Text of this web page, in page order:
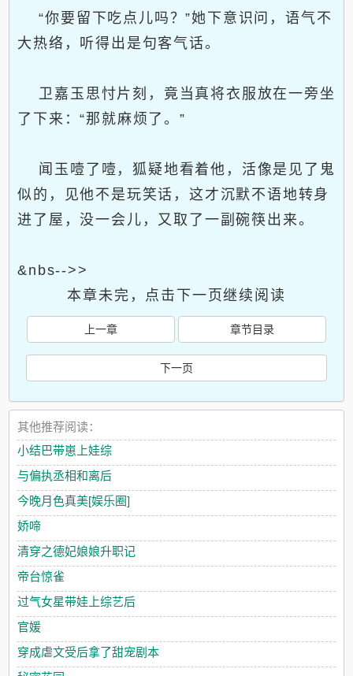
“你要留下吃点儿吗？”她下意识问，语气不
大热络，听得出是句客气话。
卫嘉玉思忖片刻，竟当真将衣服放在一旁坐
了下来：“那就麻烦了。”
闻玉噎了噎，狐疑地看着他，活像是见了鬼
似的，见他不是玩笑话，这才沉默不语地转身
进了屋，没一会儿，又取了一副碗筷出来。
&nbs-->>
本章未完，点击下一页继续阅读
上一章 章节目录
下一页
其他推荐阅读：
小结巴带崽上娃综
与偏执丞相和离后
今晚月色真美[娱乐圈]
娇啼
清穿之德妃娘娘升职记
帝台惊雀
过气女星带娃上综艺后
官媛
穿成虐文受后拿了甜宠剧本